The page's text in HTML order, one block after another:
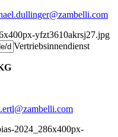
Vertriebsinnendienst